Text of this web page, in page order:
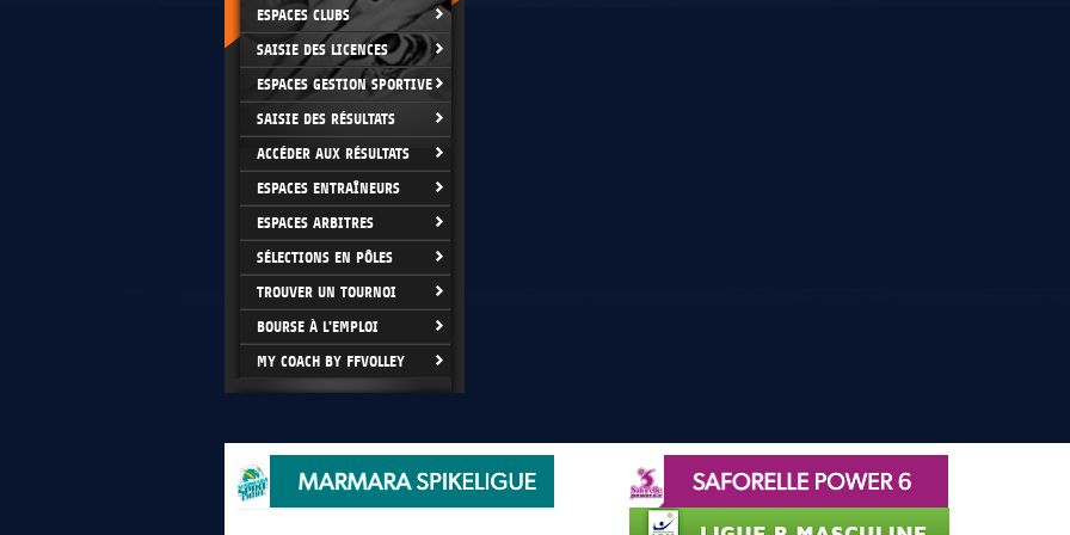
ESPACES CLUBS
SAISIE DES LICENCES
ESPACES GESTION SPORTIVE
SAISIE DES RÉSULTATS
ACCÉDER AUX RÉSULTATS
ESPACES ENTRAÎNEURS
ESPACES ARBITRES
SÉLECTIONS EN PÔLES
TROUVER UN TOURNOI
BOURSE À L'EMPLOI
MY COACH BY FFVOLLEY